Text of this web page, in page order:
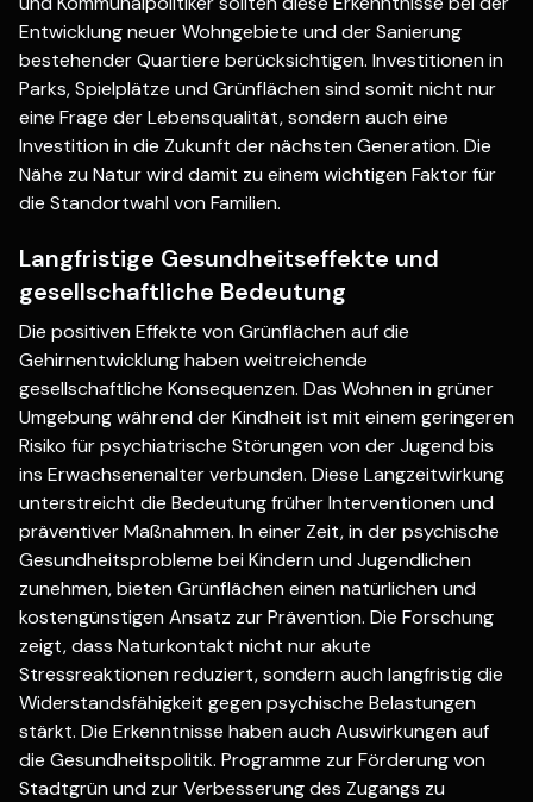
Entwicklung neuer Wohngebiete und der Sanierung
bestehender Quartiere berücksichtigen. Investitionen in
Parks, Spielplätze und Grünflächen sind somit nicht nur
eine Frage der Lebensqualität, sondern auch eine
Investition in die Zukunft der nächsten Generation. Die
Nähe zu Natur wird damit zu einem wichtigen Faktor für
die Standortwahl von Familien.
Langfristige Gesundheitseffekte und
gesellschaftliche Bedeutung
Die positiven Effekte von Grünflächen auf die
Gehirnentwicklung haben weitreichende
gesellschaftliche Konsequenzen. Das Wohnen in grüner
Umgebung während der Kindheit ist mit einem geringeren
Risiko für psychiatrische Störungen von der Jugend bis
ins Erwachsenenalter verbunden. Diese Langzeitwirkung
unterstreicht die Bedeutung früher Interventionen und
präventiver Maßnahmen. In einer Zeit, in der psychische
Gesundheitsprobleme bei Kindern und Jugendlichen
zunehmen, bieten Grünflächen einen natürlichen und
kostengünstigen Ansatz zur Prävention. Die Forschung
zeigt, dass Naturkontakt nicht nur akute
Stressreaktionen reduziert, sondern auch langfristig die
Widerstandsfähigkeit gegen psychische Belastungen
stärkt. Die Erkenntnisse haben auch Auswirkungen auf
die Gesundheitspolitik. Programme zur Förderung von
Stadtgrün und zur Verbesserung des Zugangs zu